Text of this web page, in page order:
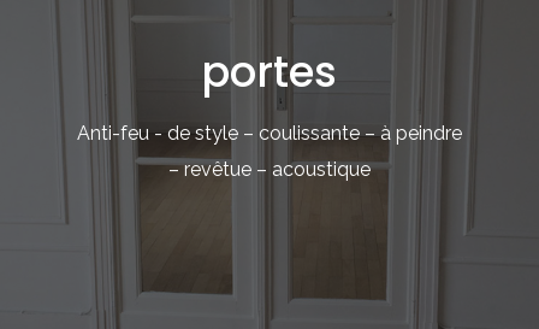
portes
Anti-feu - de style – coulissante – à peindre
– revêtue – acoustique